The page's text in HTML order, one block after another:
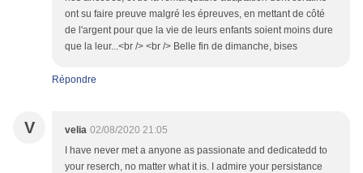
ont su faire preuve malgré les épreuves, en mettant de côté
de l'argent pour que la vie de leurs enfants soient moins dure
que la leur...<br /> <br /> Belle fin de dimanche, bises
Répondre
V velia 02/08/2020 21:05
I have never met a anyone as passionate and dedicatedd to
your reserch, no matter what it is. I admire your persistance